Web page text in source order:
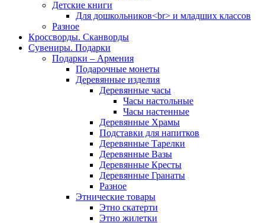
Детские книги
Для дошкольников<br> и младших классов
Разное
Кроссворды. Сканворды
Сувениры. Подарки
Подарки – Армения
Подарочные монеты
Деревянные изделия
Деревянные часы
Часы настольные
Часы настенные
Деревянные Храмы
Подставки для напитков
Деревянные Тарелки
Деревянные Вазы
Деревянные Кресты
Деревянные Гранаты
Разное
Этнические товары
Этно скатерти
Этно жилетки